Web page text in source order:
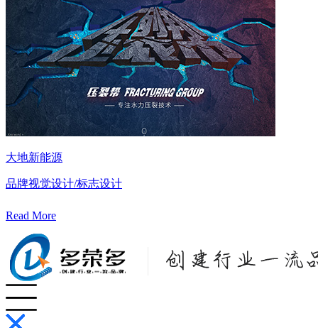
大地新能源
品牌视觉设计/标志设计
Read More